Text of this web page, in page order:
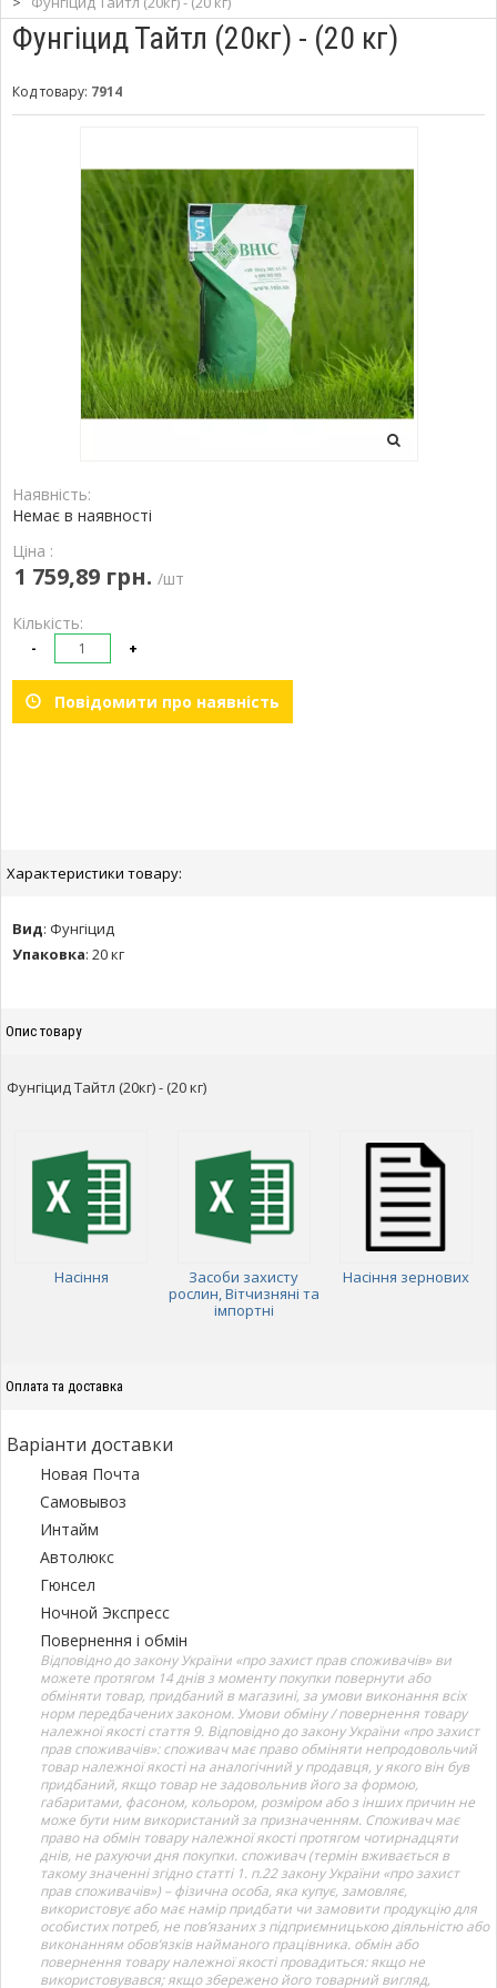
Фунгіцид Тайтл (20кг) - (20 кг)
Код товару: 7914
Наявність:
Немає в наявності
Ціна :
1 759,89 грн. /шт
Кількість:
- +
Повідомити про наявність
Характеристики товару:
Вид: Фунгіцид
Упаковка: 20 кг
Опис товару
Фунгіцид Тайтл (20кг) - (20 кг)
Насіння
Засоби захисту
рослин, Вітчизняні та
імпортні
Насіння зернових
Оплата та доставка
Варіанти доставки
Новая Почта
Самовывоз
Интайм
Автолюкс
Гюнсел
Ночной Экспресс
Повернення і обмін
Відповідно до закону України «про захист прав споживачів» ви
можете протягом 14 днів з моменту покупки повернути або
обміняти товар, придбаний в магазині, за умови виконання всіх
норм передбачених законом. Умови обміну / повернення товару
належної якості стаття 9. Відповідно до закону України «про захист
прав споживачів»: споживач має право обміняти непродовольчий
товар належної якості на аналогічний у продавця, у якого він був
придбаний, якщо товар не задовольнив його за формою,
габаритами, фасоном, кольором, розміром або з інших причин не
може бути ним використаний за призначенням. Споживач має
право на обмін товару належної якості протягом чотирнадцяти
днів, не рахуючи дня покупки. споживач (термін вживається в
такому значенні згідно статті 1. п.22 закону України «про захист
прав споживачів») – фізична особа, яка купує, замовляє,
використовує або має намір придбати чи замовити продукцію для
особистих потреб, не пов’язаних з підприємницькою діяльністю або
виконанням обов’язків найманого працівника. обмін або
повернення товару належної якості провадиться: якщо не
використовувався; якщо збережено його товарний вигляд,